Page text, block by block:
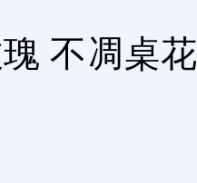
不凋桌花